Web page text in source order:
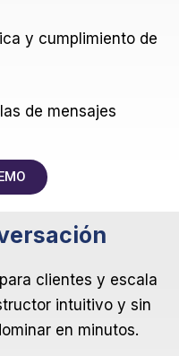
y cumplimiento de
de mensajes
clientes y escala
intuitivo y sin
en minutos.